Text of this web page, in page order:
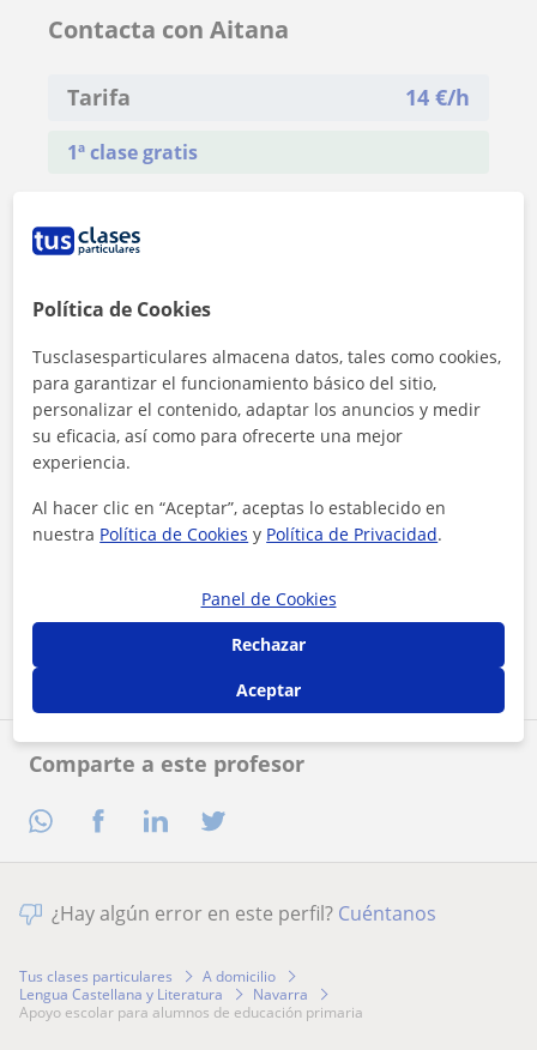
Comparte a este profesor
Contacta con Aitana
Tarifa 14 €/h
1ª clase gratis
Contactar ahora
¿Hay algún error en este perfil? Cuéntanos
Tus clases particulares
A domicilio
Lengua Castellana y Literatura
Navarra
apoyo escolar para alumnos de educación primaria
Política de Cookies
Tusclasesparticulares almacena datos, tales como cookies,
para garantizar el funcionamiento básico del sitio,
personalizar el contenido, adaptar los anuncios y medir
su eficacia, así como para ofrecerte una mejor
experiencia.
Al hacer clic en “Aceptar”, aceptas lo establecido en
nuestra Política de Cookies y Política de Privacidad.
Panel de Cookies
Rechazar
Aceptar